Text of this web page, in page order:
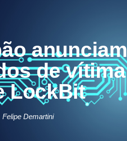
anunciam
de vítima
LockBit
Felipe Demartini